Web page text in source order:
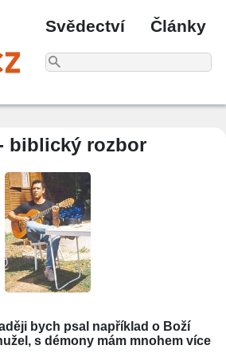
Svědectví Články
biblický rozbor
bych psal například o Boží
s démony mám mnohem více